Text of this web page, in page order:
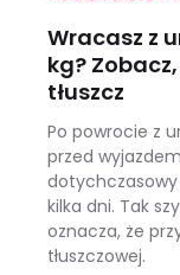
Wracasz z
kg?
tłuszcz
Po powrocie z
przed
dotychczasowy
kilka dni. Tak
oznacza, że
tłuszczowej.